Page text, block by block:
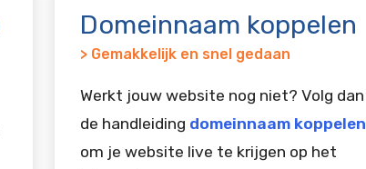
Domeinnaam koppelen
> Gemakkelijk en snel gedaan
Werkt jouw website nog niet? Volg dan
de handleiding domeinnaam koppelen
om je website live te krijgen op het